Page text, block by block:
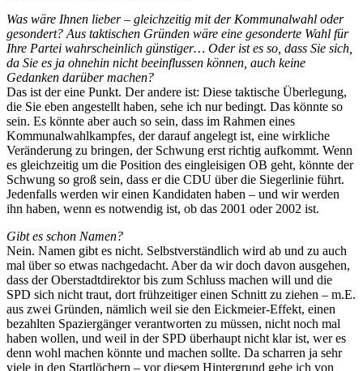
Was wäre Ihnen lieber – gleichzeitig mit der Kommunalwahl oder
gesondert? Aus taktischen Gründen wäre eine gesonderte Wahl für
Ihre Partei wahrscheinlich günstiger… Oder ist es so, dass Sie sich,
da Sie es ja ohnehin nicht beeinflussen können, auch keine
Gedanken darüber machen?
Das ist der eine Punkt. Der andere ist: Diese taktische Überlegung,
die Sie eben angestellt haben, sehe ich nur bedingt. Das könnte so
sein. Es könnte aber auch so sein, dass im Rahmen eines
Kommunalwahlkampfes, der darauf angelegt ist, eine wirkliche
Veränderung zu bringen, der Schwung erst richtig aufkommt. Wenn
es gleichzeitig um die Position des eingleisigen OB geht, könnte der
Schwung so groß sein, dass er die CDU über die Siegerlinie führt.
Jedenfalls werden wir einen Kandidaten haben – und wir werden
ihn haben, wenn es notwendig ist, ob das 2001 oder 2002 ist.
Gibt es schon Namen?
Nein. Namen gibt es nicht. Selbstverständlich wird ab und zu auch
mal über so etwas nachgedacht. Aber da wir doch davon ausgehen,
dass der Oberstadtdirektor bis zum Schluss machen will und die
SPD sich nicht traut, dort frühzeitiger einen Schnitt zu ziehen – m.E.
aus zwei Gründen, nämlich weil sie den Eickmeier-Effekt, einen
bezahlten Spaziergänger verantworten zu müssen, nicht noch mal
haben wollen, und weil in der SPD überhaupt nicht klar ist, wer es
denn wohl machen könnte und machen sollte. Da scharren ja sehr
viele in den Startlöchern – vor diesem Hintergrund gehe ich von